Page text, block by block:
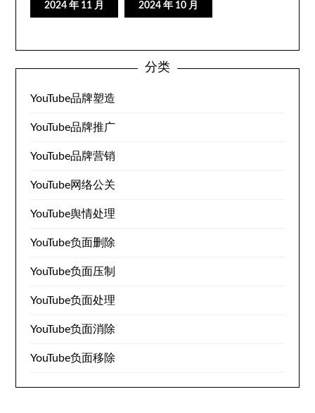
2024 年 11 月 2024 年 10 月
分类
YouTube品牌塑造
YouTube品牌推广
YouTube品牌营销
YouTube网络公关
YouTube舆情处理
YouTube负面删除
YouTube负面压制
YouTube负面处理
YouTube负面消除
YouTube负面移除